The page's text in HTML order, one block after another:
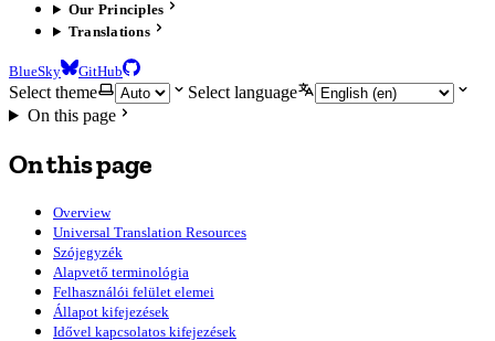
Our Principles
Translations
BlueSky GitHub
Select theme
Select language
On this page
On this page
Overview
Universal Translation Resources
Szójegyzék
Alapvető terminológia
Felhasználói felület elemei
Állapot kifejezések
Idővel kapcsolatos kifejezések